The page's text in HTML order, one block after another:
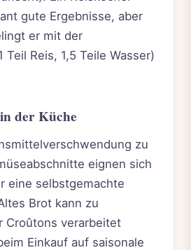
gute Ergebnisse, aber
er mit der
Teil Reis, 1,5 Teile Wasser)
der Küche
zu
eignen sich
eine selbstgemachte
Brot kann zu
Croûtons verarbeitet
Einkauf auf saisonale